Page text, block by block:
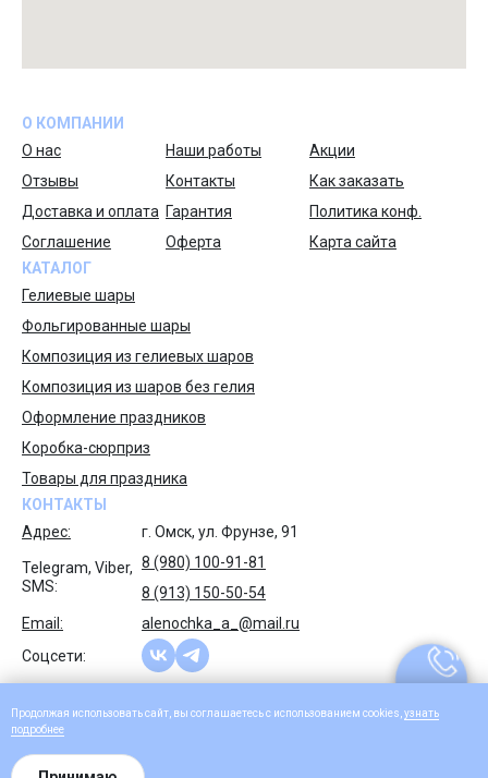
Продолжая использовать сайт, вы соглашаетесь с использованием cookies, узнать
подробнее
О КОМПАНИИ
О нас
Наши работы
Акции
Отзывы
Контакты
Как заказать
Доставка и оплата Гарантия
Политика конф.
Соглашение
Оферта
Карта сайта
КАТАЛОГ
Гелиевые шары
Фольгированные шары
Композиция из гелиевых шаров
Композиция из шаров без гелия
Оформление праздников
Коробка-сюрприз
Товары для праздника
КОНТАКТЫ
Адрес:
г. Омск, ул. Фрунзе, 91
Telegram, Viber,
SMS:
8 (980) 100-91-81
8 (913) 150-50-54
Email:
alenochka_a_@mail.ru
Соцсети:
© 2026 Море позитива. Все права защищены.